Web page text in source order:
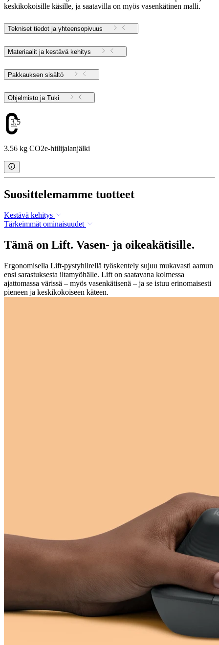
keskikokoisille käsille, ja saatavilla on myös vasenkätinen malli.
Tekniset tiedot ja yhteensopivuus
Materiaalit ja kestävä kehitys
Pakkauksen sisältö
Ohjelmisto ja Tuki
3.56
3.56 kg CO2e-hiilijalanjälki
Suosittelemamme tuotteet
Kestävä kehitys
Tärkeimmät ominaisuudet
Tämä on Lift. Vasen- ja oikeakätisille.
Ergonomisella Lift-pystyhiirellä työskentely sujuu mukavasti aamun
ensi sarastuksesta iltamyöhälle. Lift on saatavana kolmessa
ajattomassa värissä – myös vasenkätisenä – ja se istuu erinomaisesti
pieneen ja keskikokoiseen käteen.